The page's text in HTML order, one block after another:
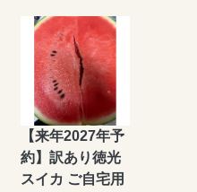
【来年2027年予
約】訳あり徳光
スイカ ご自宅用